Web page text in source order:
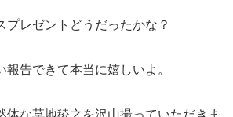
プレゼントどうだったかな？
報告できて本当に嬉しいよ。
体な草地稜之を沢山撮っていただきま